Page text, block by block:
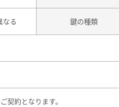
なる 鍵の種類
契約となります。